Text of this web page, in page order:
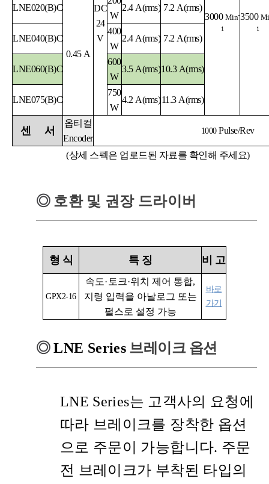
DC
24
V
3000 Min-
1
3500
1
LNE020(B)C
0.45 A
W
2.4 A(rms) 7.2 A(rms)
LNE040(B)C
400
W
2.4 A(rms) 7.2 A(rms)
LNE060(B)C
600
W
3.5 A(rms)10.3 A(rms)
LNE075(B)C
750
W
4.2 A(rms)11.3 A(rms)
센 서
옵티컬
Encoder
1000 Pulse/Rev
(상세 스펙은 업로드된 자료를 확인해 주세요)
◎ 호환 및 권장 드라이버
형 식 특 징 비 고
GPX2-16
속도· 토크·위치 제어 통합,
지령 입력을 아날로그 또는
펄스로 설정 가능
바로
가기
◎LNE Series브레이크 옵션
LNE Series는 고객사의 요청에
따라 브레이크를 장착한 옵션
으로 주문이 가능합니다. 주문
전 브레이크가 부착된 타입의